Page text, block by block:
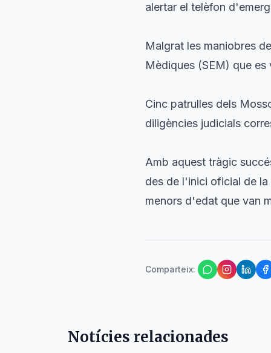
alertar el telèfon
Malgrat les maniobres
Mèdiques (SEM) que
Cinc patrulles dels
diligències judicials
Amb aquest tràgic
des de l'inici oficial de
menors d'edat que van
Comparteix:
Notícies relacionades